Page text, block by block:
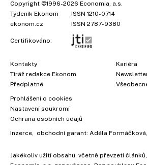
Copyright ©1996-2026 Economia, a.s.
Týdeník Ekonom
ISSN 1210-0714
ekonom.cz
ISSN 2787-9380
Certifikováno:
Kontakty
Tiráž redakce Ekonom
Předplatné
Kariéra
Prohlášení o cookies
Nastavení soukromí
Ochrana osobních údajů
Inzerce , obchodní garant: Adéla Formáčková
Jakékoliv užití obsahu, včetně převzetí